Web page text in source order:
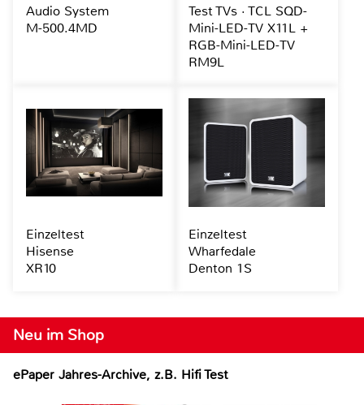
Neu im Shop
ePaper Jahres-Archive, z.B. Hifi Test
Audio System
M-500.4MD
Test TVs · TCL SQD-
Mini-LED-TV X11L +
RGB-Mini-LED-TV
RM9L
Einzeltest
Hisense
XR10
Einzeltest
Wharfedale
Denton 1S